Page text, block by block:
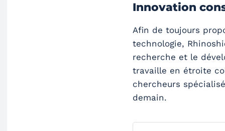
Innovation
Afin de toujours
technologie,
recherche et le
travaille en étroite
chercheurs
demain.